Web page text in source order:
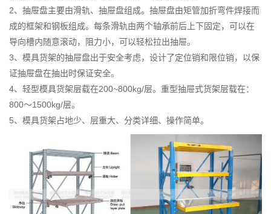
2、抽屉盘主要由滑轨、抽屉盘组成。抽屉盘由矩管加折弯件焊接而
成的框架和钢板组成。每条滑轨由两个轴承前后上下固定，可以在
导向槽内随意滚动，阻力小，可以轻松拉出抽屉。
3、模具货架的抽屉盘出于安全考虑，设计了定位销和限位销，以保
证抽屉盘在抽出时保证安全。
4、轻型模具货架层载在200~800kg/层。重型抽屉式货架层载在：
800～1500kg/层。
5、模具货架占地少、层重大、分类详细、操作简单。